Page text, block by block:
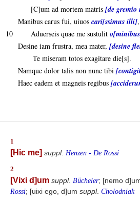
[C]um ad mortem matris [de gremio
Manibus carus fui, uiuos cari[ssimus illi],
10
Aduerseis quae me sustulit
Desine iam frustra, mea mater, [desine
Te miseram totos exagitare die[s].
Namque dolor talis non nunc tibi
Haec eadem et magneis regibus
1
[Hic me] suppl. Henzen - De Rossi
2
[Vixi d]um suppl. Bücheler; [nemo
Rossi; [uixi ego, d]um suppl. Cholodniak